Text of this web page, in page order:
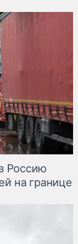
Россию
на границе